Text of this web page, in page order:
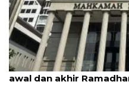
MK uji materi UU
awal dan akhir